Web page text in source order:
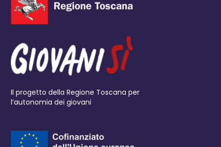
Il progetto della Regione Toscana per
l’autonomia dei giovani